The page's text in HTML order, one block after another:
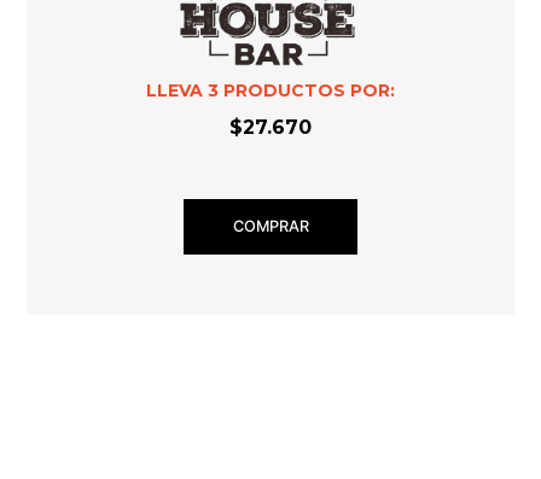
LLEVA 3 PRODUCTOS POR:
$27.670
COMPRAR